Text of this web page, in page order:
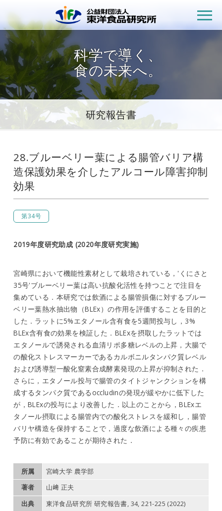
公益財団
科学で導く、
食の未来へ。
研究報告書
28.ブルーベリー葉による腸管バリア構
造保護効果を介したアルコール障害抑制
効果
第34号
2019年度研究助成 (2020年度研究実施)
宮崎県において機能性素材として栽培されている，'くにさと
35号'ブルーベリー葉は高い抗酸化活性を持つことで注目を
集めている．本研究では飲酒による腸管損傷に対するブルー
ベリー葉熱水抽出物（BLEx）の作用を評価することを目的と
した．ラットに5%エタノール含有食を5週間投与し，3%
BLEx含有食の効果を検証した．BLExを摂取したラットでは
エタノールで誘発される血清リポ多糖レベルの上昇，大腸で
の酸化ストレスマーカーであるカルボニルタンパク質レベル
および誘導型一酸化窒素合成酵素発現の上昇が抑制された．
さらに，エタノール投与で腸管のタイトジャンクションを構
成するタンパク質であるoccludinの発現が緩やかに低下した
が，BLExの投与により改善した．以上のことから，BLExエ
タノール摂取による腸管内での酸化ストレスを緩和し，腸管
バリヤ構造を保持することで，過度な飲酒による種々の疾患
予防に有効であることが期待された．
所属
宮崎大学 農学部
著者
山﨑 正夫
出典
東洋食品研究所 研究報告書, 34, 221-225 (2022)